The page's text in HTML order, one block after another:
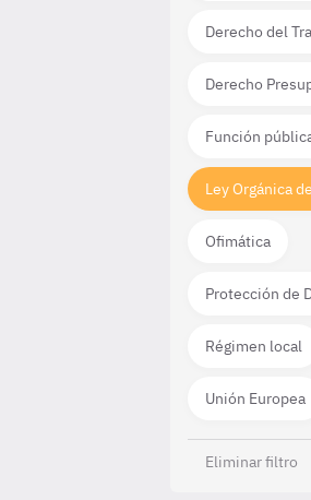
Derecho del
Función
Ofimática
Protección de
Régimen local
Unión Europea
Eliminar filtro